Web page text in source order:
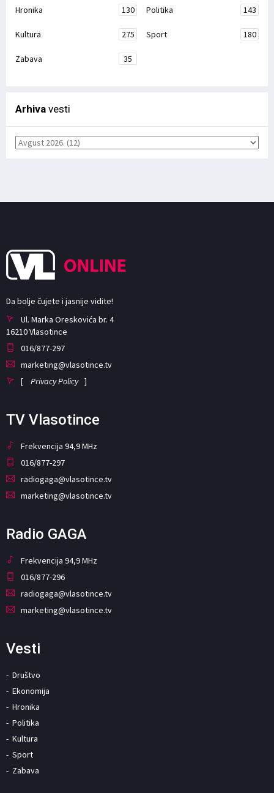
Hronika 130 Politika 143
Kultura 275 Sport 180
Zabava 35
Arhiva vesti
Da bolje čujete i jasnije vidite!
Ul. Marka Oreskovića br. 4
16210 Vlasotince
016/877-297
marketing@vlasotince.tv
[ Privacy Policy ]
TV Vlasotince
Frekvencija 94,9 MHz
016/877-297
radiogaga@vlasotince.tv
marketing@vlasotince.tv
Radio GAGA
Frekvencija 94,9 MHz
016/877-296
radiogaga@vlasotince.tv
marketing@vlasotince.tv
Vesti
Društvo
Ekonomija
Hronika
Politika
Kultura
Sport
Zabava